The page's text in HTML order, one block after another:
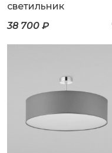
светильник
38 700 ₽